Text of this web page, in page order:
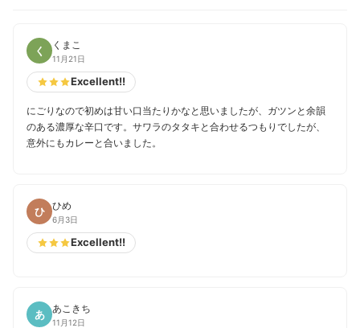
く くまこ
11月21日
Excellent!!
にごりなので初めは甘い口当たりかなと思いましたが、ガツンと余韻
のある濃厚な辛口です。サワラのタタキと合わせるつもりでしたが、
意外にもカレーと合いました。
ひ ひめ
6月3日
Excellent!!
あ あこきち
11月12日